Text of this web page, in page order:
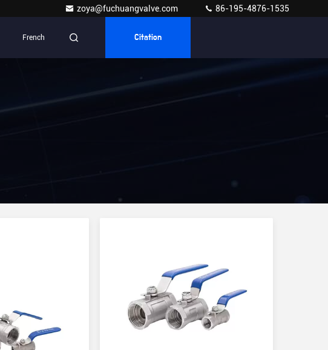
zoya@fuchuangvalve.com 86-195-4876-1535
French Citation